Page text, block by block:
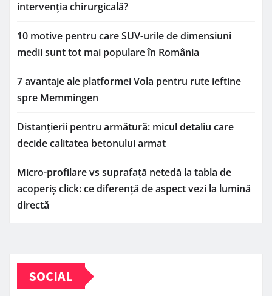
intervenția chirurgicală?
10 motive pentru care SUV-urile de dimensiuni
medii sunt tot mai populare în România
7 avantaje ale platformei Vola pentru rute ieftine
spre Memmingen
Distanțierii pentru armătură: micul detaliu care
decide calitatea betonului armat
Micro-profilare vs suprafață netedă la tabla de
acoperiș click: ce diferență de aspect vezi la lumină
directă
SOCIAL